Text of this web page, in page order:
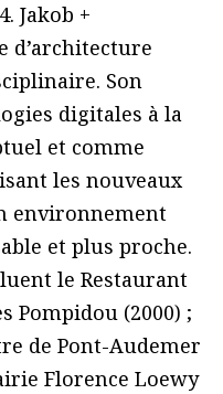
Jakob +
d’architecture
Son
digitales à la
et comme
les nouveaux
environnement
et plus proche.
le Restaurant
Pompidou (2000) ;
de Pont-Audemer
Florence Loewy